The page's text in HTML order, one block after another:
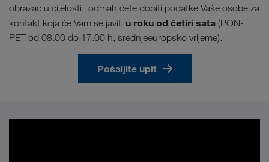
obrazac u cijelosti i odmah ćete dobiti podatke Vaše osobe za
kontakt koja će Vam se javiti u roku od četiri sata (PON-
PET od 08.00 do 17.00 h, srednjeeuropsko vrijeme).
Pošaljite upit